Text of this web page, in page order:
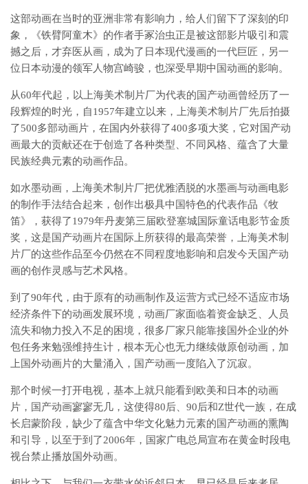
这部动画在当时的亚洲非常有影响力，给人们留下了深刻的印
象，《铁臂阿童木》的作者手冢治虫正是被这部影片吸引和震
撼之后，才弃医从画，成为了日本现代漫画的一代巨匠，另一
位日本动漫的领军人物宫崎骏，也深受早期中国动画的影响。
从60年代起，以上海美术制片厂为代表的国产动画曾经历了一
段辉煌的时光，自1957年建立以来，上海美术制片厂先后拍摄
了500多部动画片，在国内外获得了400多项大奖，它对国产动
画最大的贡献还在于创造了各种类型、不同风格、蕴含了大量
民族经典元素的动画作品。
如水墨动画，上海美术制片厂把优雅洒脱的水墨画与动画电影
的制作手法结合起来，创作出极具中国特色的代表作品《牧
笛》，获得了1979年丹麦第三届欧登塞城国际童话电影节金质
奖，这是国产动画片在国际上所获得的最高荣誉，上海美术制
片厂的这些作品至今仍然在不同程度地影响和启发今天国产动
画的创作灵感与艺术风格。
到了90年代，由于原有的动画制作及运营方式已经不适应市场
经济条件下的动画发展环境，动画厂家面临着资金缺乏、人员
流失和物力投入不足的困境，很多厂家只能靠接国外企业的外
包任务来勉强维持生计，根本无心也无力继续做原创动画，加
上国外动画片的大量涌入，国产动画一度陷入了沉寂。
那个时候一打开电视，基本上就只能看到欧美和日本的动画
片，国产动画寥寥无几，这使得80后、90后和Z世代一族，在成
长启蒙阶段，缺少了蕴含中华文化魅力元素的国产动画的熏陶
和引导，以至于到了2006年，国家广电总局宣布在黄金时段电
视台禁止播放国外动画。